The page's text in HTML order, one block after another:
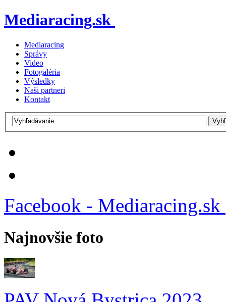
Mediaracing.sk
Mediaracing
Správy
Video
Fotogaléria
Výsledky
Naši partneri
Kontakt
Facebook - Mediaracing.sk
Najnovšie foto